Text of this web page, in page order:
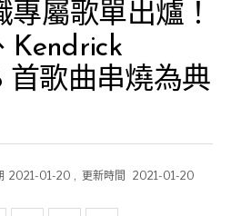
屬歌單出爐！
Kendrick
首歌曲串燒為典
2021-01-20 , 更新時間 2021-01-20